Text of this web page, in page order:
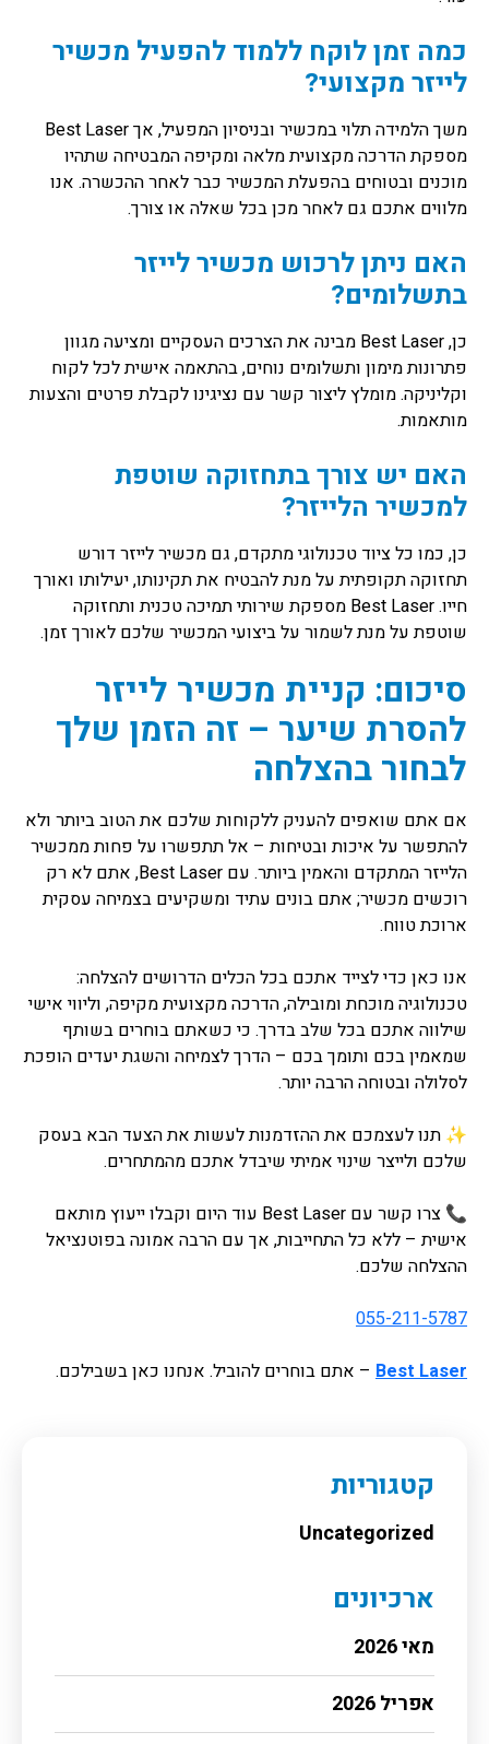
כמה זמן לוקח ללמוד להפעיל מכשיר
לייזר מקצועי?
משך הלמידה תלוי במכשיר ובניסיון המפעיל, אך Best Laser
מספקת הדרכה מקצועית מלאה ומקיפה המבטיחה שתהיו
מוכנים ובטוחים בהפעלת המכשיר כבר לאחר ההכשרה. אנו
מלווים אתכם גם לאחר מכן בכל שאלה או צורך.
האם ניתן לרכוש מכשיר לייזר
בתשלומים?
כן, Best Laser מבינה את הצרכים העסקיים ומציעה מגוון
פתרונות מימון ותשלומים נוחים, בהתאמה אישית לכל לקוח
וקליניקה. מומלץ ליצור קשר עם נציגינו לקבלת פרטים והצעות
מותאמות.
האם יש צורך בתחזוקה שוטפת
למכשיר הלייזר?
כן, כמו כל ציוד טכנולוגי מתקדם, גם מכשיר לייזר דורש
תחזוקה תקופתית על מנת להבטיח את תקינותו, יעילותו ואורך
חייו. Best Laser מספקת שירותי תמיכה טכנית ותחזוקה
שוטפת על מנת לשמור על ביצועי המכשיר שלכם לאורך זמן.
סיכום: קניית מכשיר לייזר
להסרת שיער – זה הזמן שלך
לבחור בהצלחה
אם אתם שואפים להעניק ללקוחות שלכם את הטוב ביותר ולא
להתפשר על איכות ובטיחות – אל תתפשרו על פחות ממכשיר
הלייזר המתקדם והאמין ביותר. עם Best Laser, אתם לא רק
רוכשים מכשיר; אתם בונים עתיד ומשקיעים בצמיחה עסקית
ארוכת טווח.
אנו כאן כדי לצייד אתכם בכל הכלים הדרושים להצלחה:
טכנולוגיה מוכחת ומובילה, הדרכה מקצועית מקיפה, וליווי אישי
שילווה אתכם בכל שלב בדרך. כי כשאתם בוחרים בשותף
שמאמין בכם ותומך בכם – הדרך לצמיחה והשגת יעדים הופכת
לסלולה ובטוחה הרבה יותר.
✨ תנו לעצמכם את ההזדמנות לעשות את הצעד הבא בעסק
שלכם ולייצר שינוי אמיתי שיבדל אתכם מהמתחרים.
📞 צרו קשר עם Best Laser עוד היום וקבלו ייעוץ מותאם
אישית – ללא כל התחייבות, אך עם הרבה אמונה בפוטנציאל
ההצלחה שלכם.
055-211-5787
Best Laser – אתם בוחרים להוביל. אנחנו כאן בשבילכם.
קטגוריות
Uncategorized
ארכיונים
מאי 2026
אפריל 2026